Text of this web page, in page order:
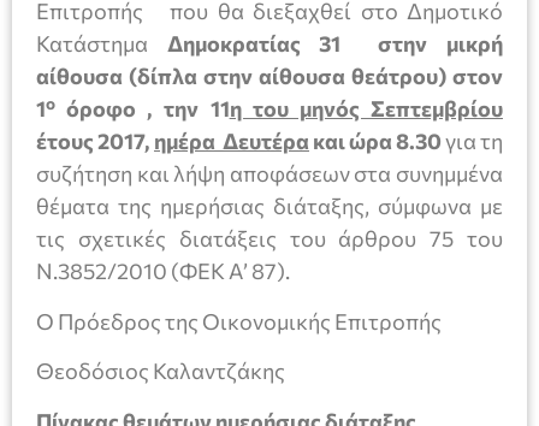
Επιτροπής που θα διεξαχθεί στο Δημοτικό
Κατάστημα Δημοκρατίας 31 στην μικρή
αίθουσα (δίπλα στην αίθουσα θεάτρου) στον
1ο όροφο , την 11η του μηνός Σεπτεμβρίου
έτους 2017, ημέρα Δευτέρα και ώρα 8.30για τη
συζήτηση και λήψη αποφάσεων στα συνημμένα
θέματα της ημερήσιας διάταξης, σύμφωνα με
τις σχετικές διατάξεις του άρθρου 75 του
Ν.3852/2010 (ΦΕΚ Α’ 87).
Ο Πρόεδρος της Οικονομικής Επιτροπής
Θεοδόσιος Καλαντζάκης